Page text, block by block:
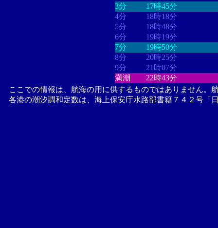
3分
17時45分
4分
18時18分
5分
18時48分
6分
19時19分
7分
19時50分
8分
20時25分
9分
21時07分
満潮
22時43分
ここでの情報は、航海の用に供するものではありません。
各港の潮汐調和定数は、海上保安庁水路部書籍７４２号「